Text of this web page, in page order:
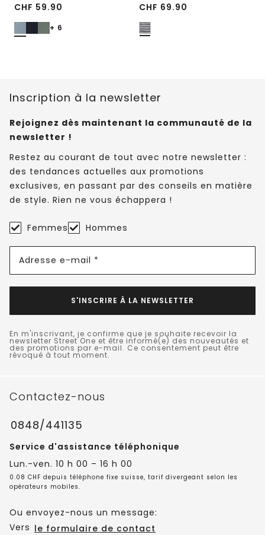
CHF 59.90
+ 6
CHF 69.90
Inscription à la newsletter
Rejoignez dès maintenant la communauté de la
newsletter !
Restez au courant de tout avec notre newsletter :
des tendances actuelles aux promotions
exclusives, en passant par des conseils en matière
de style. Rien ne vous échappera !
Femmes Hommes
Adresse e-mail *
S'INSCRIRE À LA NEWSLETTER
En m'inscrivant, je confirme que je souhaite recevoir la
newsletter Street One et être informé(e) des nouveautés et
des promotions par e-mail. Ce consentement peut être
révoqué à tout moment.
Contactez-nous
0848/441135
Service d'assistance téléphonique
Lun.-ven. 10 h 00 – 16 h 00
0.08 CHF depuis téléphone fixe suisse, tarif divergeant selon les
opérateurs mobiles.
Ou envoyez-nous un message:
Vers le formulaire de contact